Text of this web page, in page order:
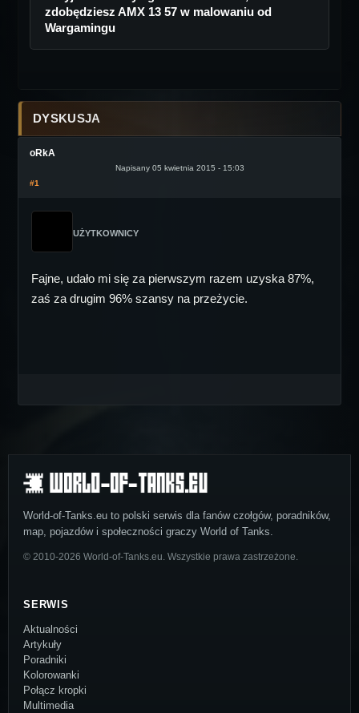
zdobędziesz AMX 13 57 w malowaniu od
Wargamingu
DYSKUSJA
oRkA
Napisany 05 kwietnia 2015 - 15:03
#1
UŻYTKOWNICY
Fajne, udało mi się za pierwszym razem uzyska 87%,
zaś za drugim 96% szansy na przeżycie.
World-of-Tanks.eu to polski serwis dla fanów czołgów, poradników,
map, pojazdów i społeczności graczy World of Tanks.
© 2010-2026 World-of-Tanks.eu. Wszystkie prawa zastrzeżone.
SERWIS
Aktualności
Artykuły
Poradniki
Kolorowanki
Połącz kropki
Multimedia